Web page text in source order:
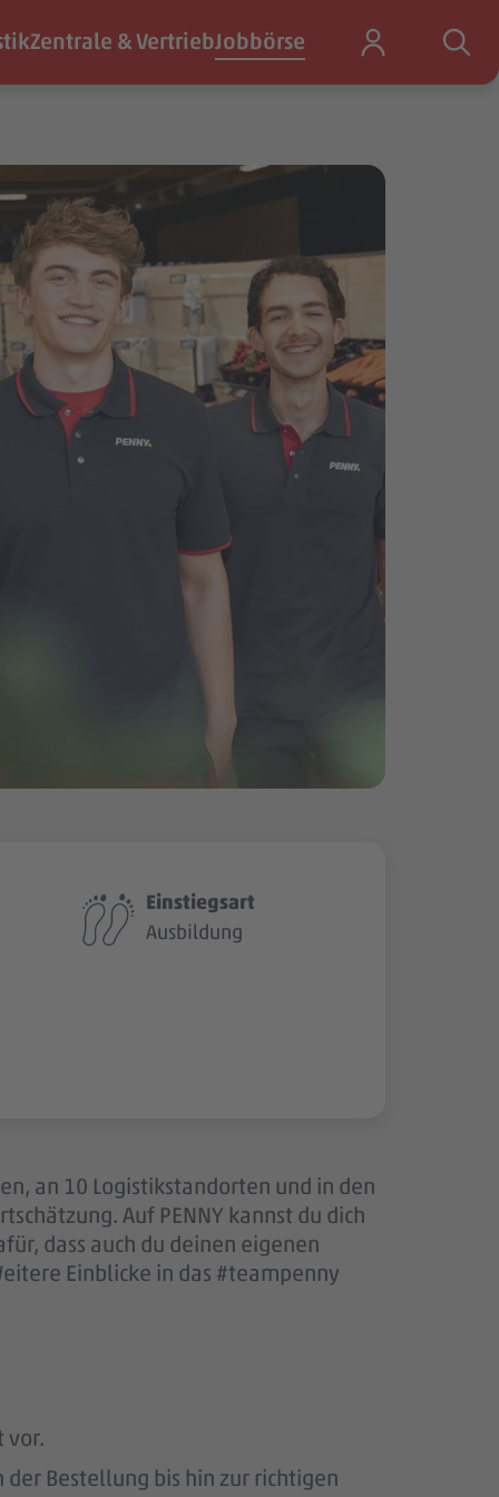
Zentrale & VertriebJobbörse
Einstiegsart
Ausbildung
an 10 Logistikstandorten und in den
Auf PENNY kannst du dich
dass auch du deinen eigenen
Einblicke in das #teampenny
vor.
Bestellung bis hin zur richtigen